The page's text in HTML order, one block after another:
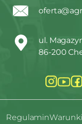
ul.
86-200
Regulamin